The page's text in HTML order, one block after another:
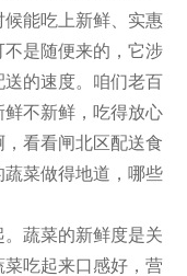
能吃上新鲜、实惠
是随便来的，它涉
的速度。咱们老百
不新鲜，吃得放心
看看闸北区配送食
菜做得地道，哪些
蔬菜的新鲜度是关
吃起来口感好，营